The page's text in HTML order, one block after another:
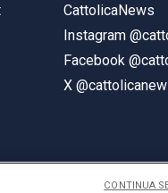
CattolicaNews
Instagram
Facebook
X
CONTINUA